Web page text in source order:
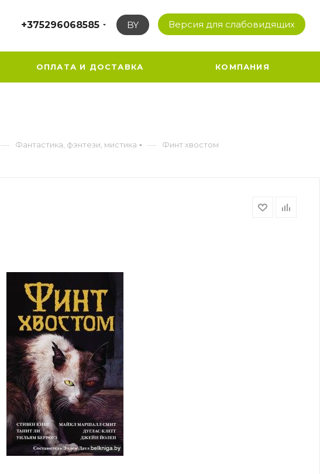
+375296068585 BY Версия для слабовидящих
ОПЛАТА И ДОСТАВКА КОМПАНИЯ
— Фантастика, фэнтези, мистика — Финт хвостом